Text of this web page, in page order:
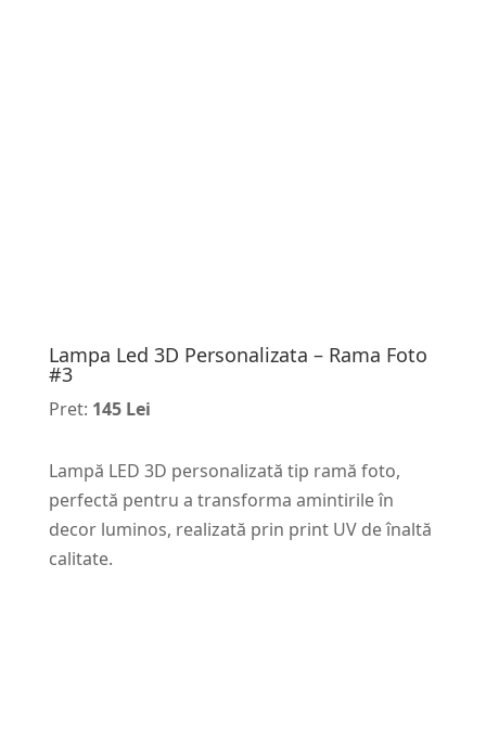
Lampa Led 3D Personalizata – Rama Foto
#3
Pret: 145 Lei
Lampă LED 3D personalizată tip ramă foto,
perfectă pentru a transforma amintirile în
decor luminos, realizată prin print UV de înaltă
calitate.